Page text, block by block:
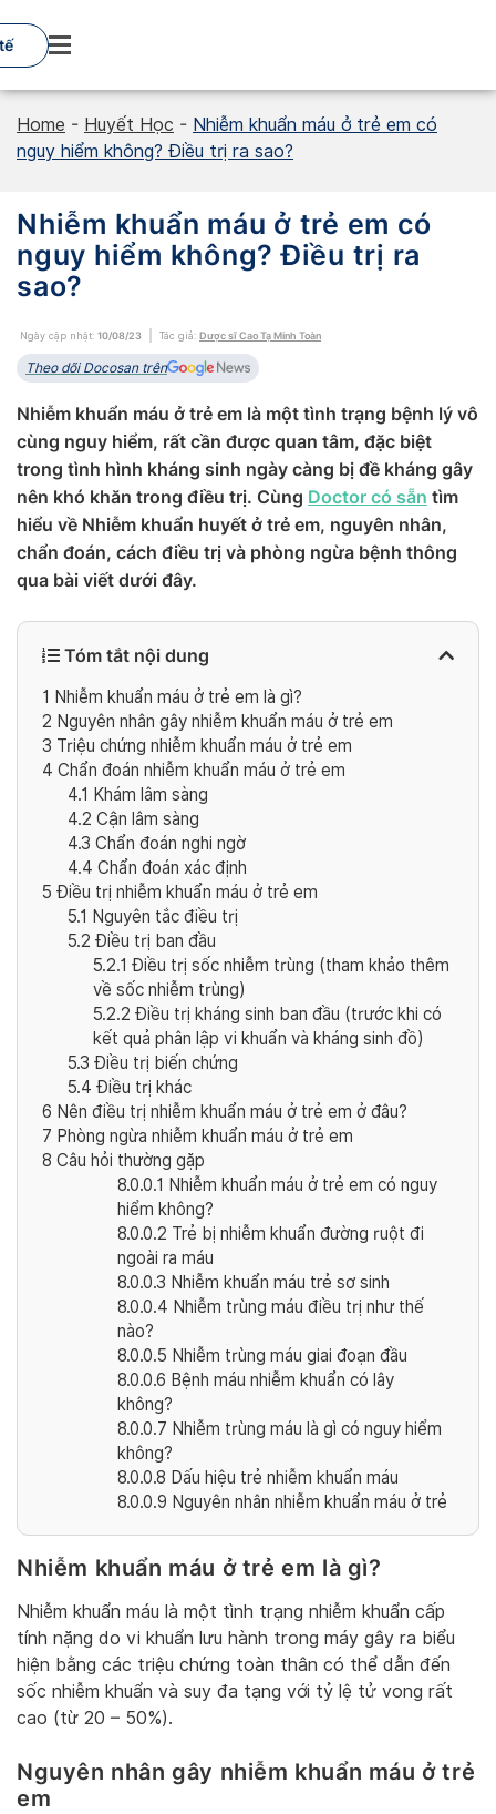
to
content
Home - Huyết Học - Nhiễm khuẩn máu ở trẻ em có
nguy hiểm không? Điều trị ra sao?
Nhiễm khuẩn máu ở trẻ em có
nguy hiểm không? Điều trị ra
sao?
Ngày cập nhật: 10/08/23 Tác giả: Dược sĩ Cao Tạ Minh Toàn
Theo dõi Docosan trên
Nhiễm khuẩn máu ở trẻ em là một tình trạng bệnh lý vô
cùng nguy hiểm, rất cần được quan tâm, đặc biệt
trong tình hình kháng sinh ngày càng bị đề kháng gây
nên khó khăn trong điều trị. Cùng Doctor có sẵn tìm
hiểu về Nhiễm khuẩn huyết ở trẻ em, nguyên nhân,
chẩn đoán, cách điều trị và phòng ngừa bệnh thông
qua bài viết dưới đây.
Tóm tắt nội dung
1 Nhiễm khuẩn máu ở trẻ em là gì?
2 Nguyên nhân gây nhiễm khuẩn máu ở trẻ em
3 Triệu chứng nhiễm khuẩn máu ở trẻ em
4 Chẩn đoán nhiễm khuẩn máu ở trẻ em
4.1 Khám lâm sàng
4.2 Cận lâm sàng
4.3 Chẩn đoán nghi ngờ
4.4 Chẩn đoán xác định
5 Điều trị nhiễm khuẩn máu ở trẻ em
5.1 Nguyên tắc điều trị
5.2 Điều trị ban đầu
5.2.1 Điều trị sốc nhiễm trùng (tham khảo thêm
về sốc nhiễm trùng)
5.2.2 Điều trị kháng sinh ban đầu (trước khi có
kết quả phân lập vi khuẩn và kháng sinh đồ)
5.3 Điều trị biến chứng
5.4 Điều trị khác
6 Nên điều trị nhiễm khuẩn máu ở trẻ em ở đâu?
7 Phòng ngừa nhiễm khuẩn máu ở trẻ em
8 Câu hỏi thường gặp
8.0.0.1 Nhiễm khuẩn máu ở trẻ em có nguy
hiểm không?
8.0.0.2 Trẻ bị nhiễm khuẩn đường ruột đi
ngoài ra máu
8.0.0.3 Nhiễm khuẩn máu trẻ sơ sinh
8.0.0.4 Nhiễm trùng máu điều trị như thế
nào?
8.0.0.5 Nhiễm trùng máu giai đoạn đầu
8.0.0.6 Bệnh máu nhiễm khuẩn có lây
không?
8.0.0.7 Nhiễm trùng máu là gì có nguy hiểm
không?
8.0.0.8 Dấu hiệu trẻ nhiễm khuẩn máu
8.0.0.9 Nguyên nhân nhiễm khuẩn máu ở trẻ
Nhiễm khuẩn máu ở trẻ em là gì?
Nhiễm khuẩn máu là một tình trạng nhiễm khuẩn cấp
tính nặng do vi khuẩn lưu hành trong máy gây ra biểu
hiện bằng các triệu chứng toàn thân có thể dẫn đến
sốc nhiễm khuẩn và suy đa tạng với tỷ lệ tử vong rất
cao (từ 20 – 50%).
Nguyên nhân gây nhiễm khuẩn máu ở trẻ
em